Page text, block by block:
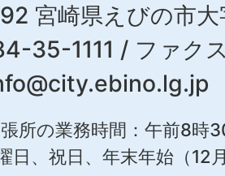
宮崎県えびの市大
35-1111 / ファ
所の業務時間：午前8時
日、祝日、年末年始（12